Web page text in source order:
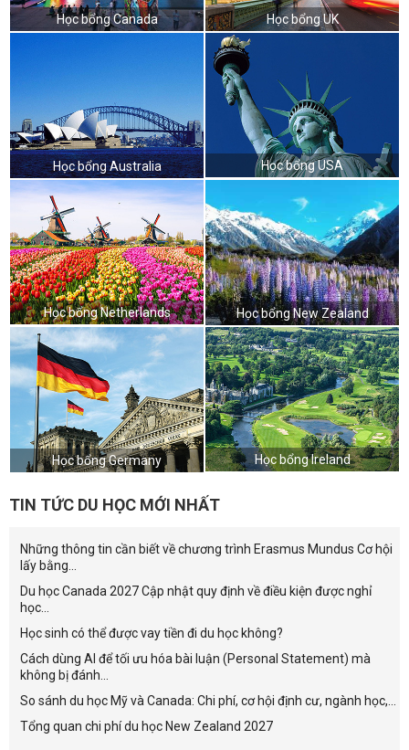
Học bổng Canada Học bổng UK
Học bổng Australia Học bổng USA
Học bổng Netherlands Học bổng New Zealand
Học bổng Germany Học bổng Ireland
TIN TỨC DU HỌC MỚI NHẤT
Những thông tin cần biết về chương trình Erasmus Mundus Cơ hội
lấy bằng...
Du học Canada 2027 Cập nhật quy định về điều kiện được nghỉ
học...
Học sinh có thể được vay tiền đi du học không?
Cách dùng AI để tối ưu hóa bài luận (Personal Statement) mà
không bị đánh...
So sánh du học Mỹ và Canada: Chi phí, cơ hội định cư, ngành học,...
Tổng quan chi phí du học New Zealand 2027